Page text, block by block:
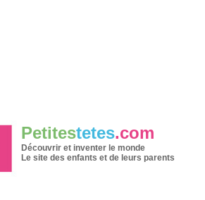
Petitestetes.com
Découvrir et inventer le monde
Le site des enfants et de leurs parents